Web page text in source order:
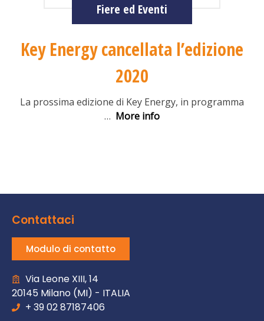
Fiere ed Eventi
Key Energy cancellata l’edizione
2020
La prossima edizione di Key Energy, in programma
… More info
Contattaci
Modulo di contatto
Via Leone XIII, 14
20145 Milano (MI) - ITALIA
+ 39 02 87187406